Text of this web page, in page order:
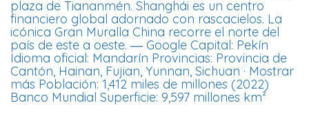
plaza de Tiananmén. Shanghái es un centro
financiero global adornado con rascacielos. La
icónica Gran Muralla China recorre el norte del
país de este a oeste. ― Google Capital: Pekín
Idioma oficial: Mandarín Provincias: Provincia de
Cantón, Hainan, Fujian, Yunnan, Sichuan · Mostrar
más Población: 1,412 miles de millones (2022)
Banco Mundial Superficie: 9,597 millones km²